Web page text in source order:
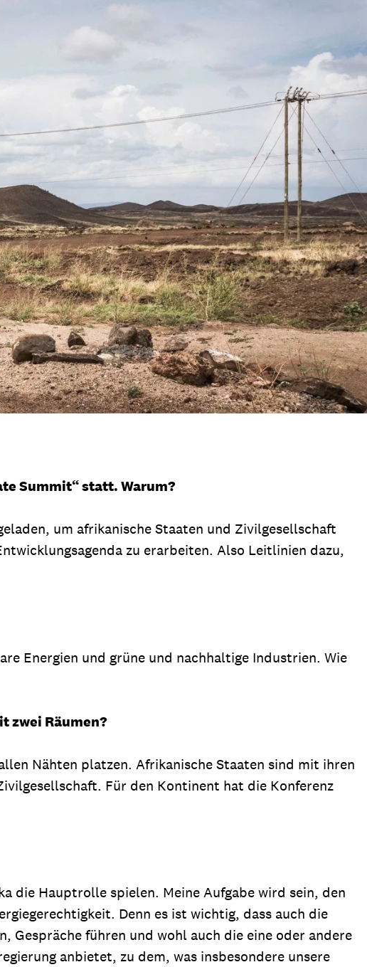
Summit“ statt. Warum?
um afrikanische Staaten und Zivilgesellschaft
zu erarbeiten. Also Leitlinien dazu,
Energien und grüne und nachhaltige Industrien. Wie
zwei Räumen?
Nähten platzen. Afrikanische Staaten sind mit ihren
Für den Kontinent hat die Konferenz
die Hauptrolle spielen. Meine Aufgabe wird sein, den
Denn es ist wichtig, dass auch die
führen und wohl auch die eine oder andere
anbietet, zu dem, was insbesondere unsere